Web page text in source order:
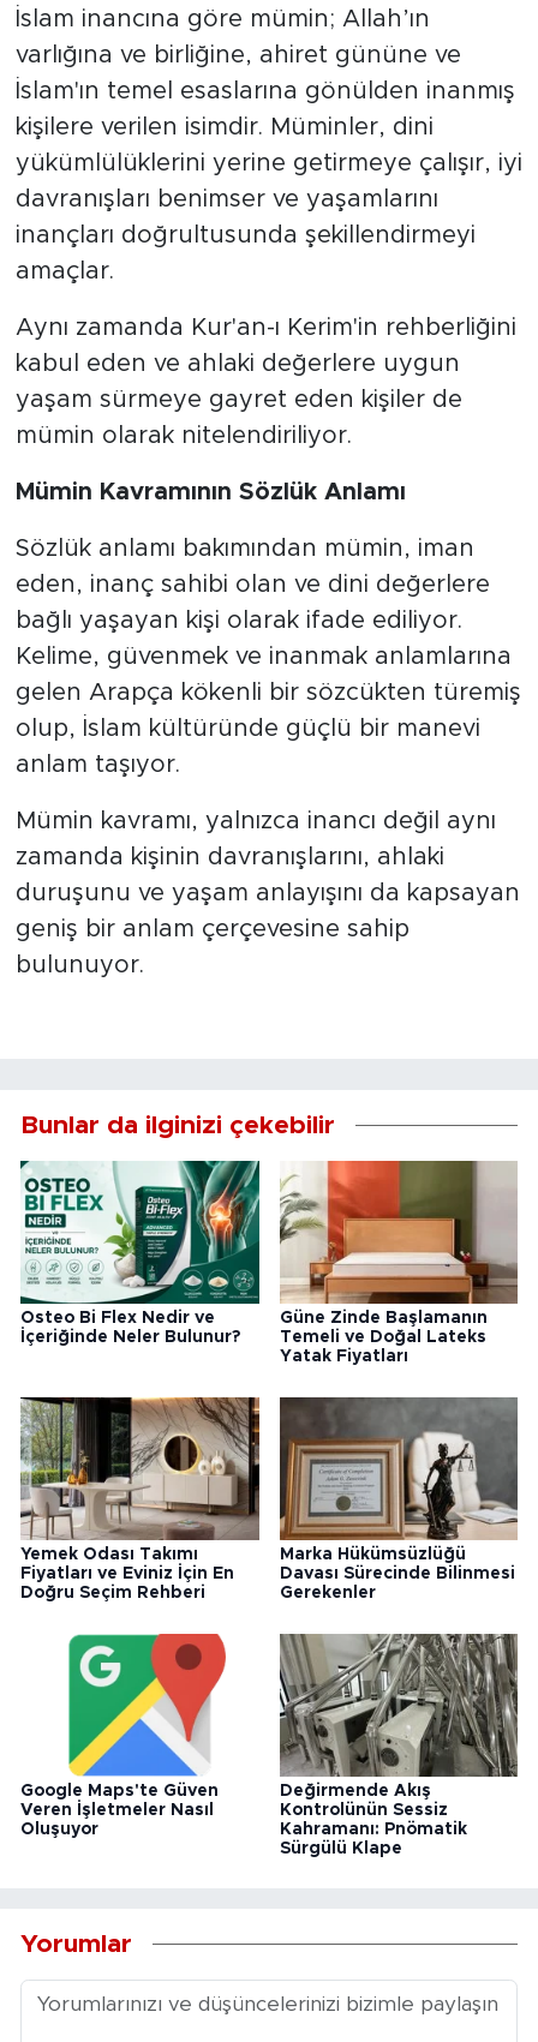
İslam inancına göre mümin; Allah’ın
varlığına ve birliğine, ahiret gününe ve
İslam'ın temel esaslarına gönülden inanmış
kişilere verilen isimdir. Müminler, dini
yükümlülüklerini yerine getirmeye çalışır, iyi
davranışları benimser ve yaşamlarını
inançları doğrultusunda şekillendirmeyi
amaçlar.
Aynı zamanda Kur'an-ı Kerim'in rehberliğini
kabul eden ve ahlaki değerlere uygun
yaşam sürmeye gayret eden kişiler de
mümin olarak nitelendiriliyor.
Mümin Kavramının Sözlük Anlamı
Sözlük anlamı bakımından mümin, iman
eden, inanç sahibi olan ve dini değerlere
bağlı yaşayan kişi olarak ifade ediliyor.
Kelime, güvenmek ve inanmak anlamlarına
gelen Arapça kökenli bir sözcükten türemiş
olup, İslam kültüründe güçlü bir manevi
anlam taşıyor.
Mümin kavramı, yalnızca inancı değil aynı
zamanda kişinin davranışlarını, ahlaki
duruşunu ve yaşam anlayışını da kapsayan
geniş bir anlam çerçevesine sahip
bulunuyor.
Bunlar da ilginizi çekebilir
Osteo Bi Flex Nedir ve
İçeriğinde Neler Bulunur?
Güne Zinde Başlamanın
Temeli ve Doğal Lateks
Yatak Fiyatları
Yemek Odası Takımı
Fiyatları ve Eviniz İçin En
Doğru Seçim Rehberi
Marka Hükümsüzlüğü
Davası Sürecinde Bilinmesi
Gerekenler
Google Maps'te Güven
Veren İşletmeler Nasıl
Oluşuyor
Değirmende Akış
Kontrolünün Sessiz
Kahramanı: Pnömatik
Sürgülü Klape
Yorumlar